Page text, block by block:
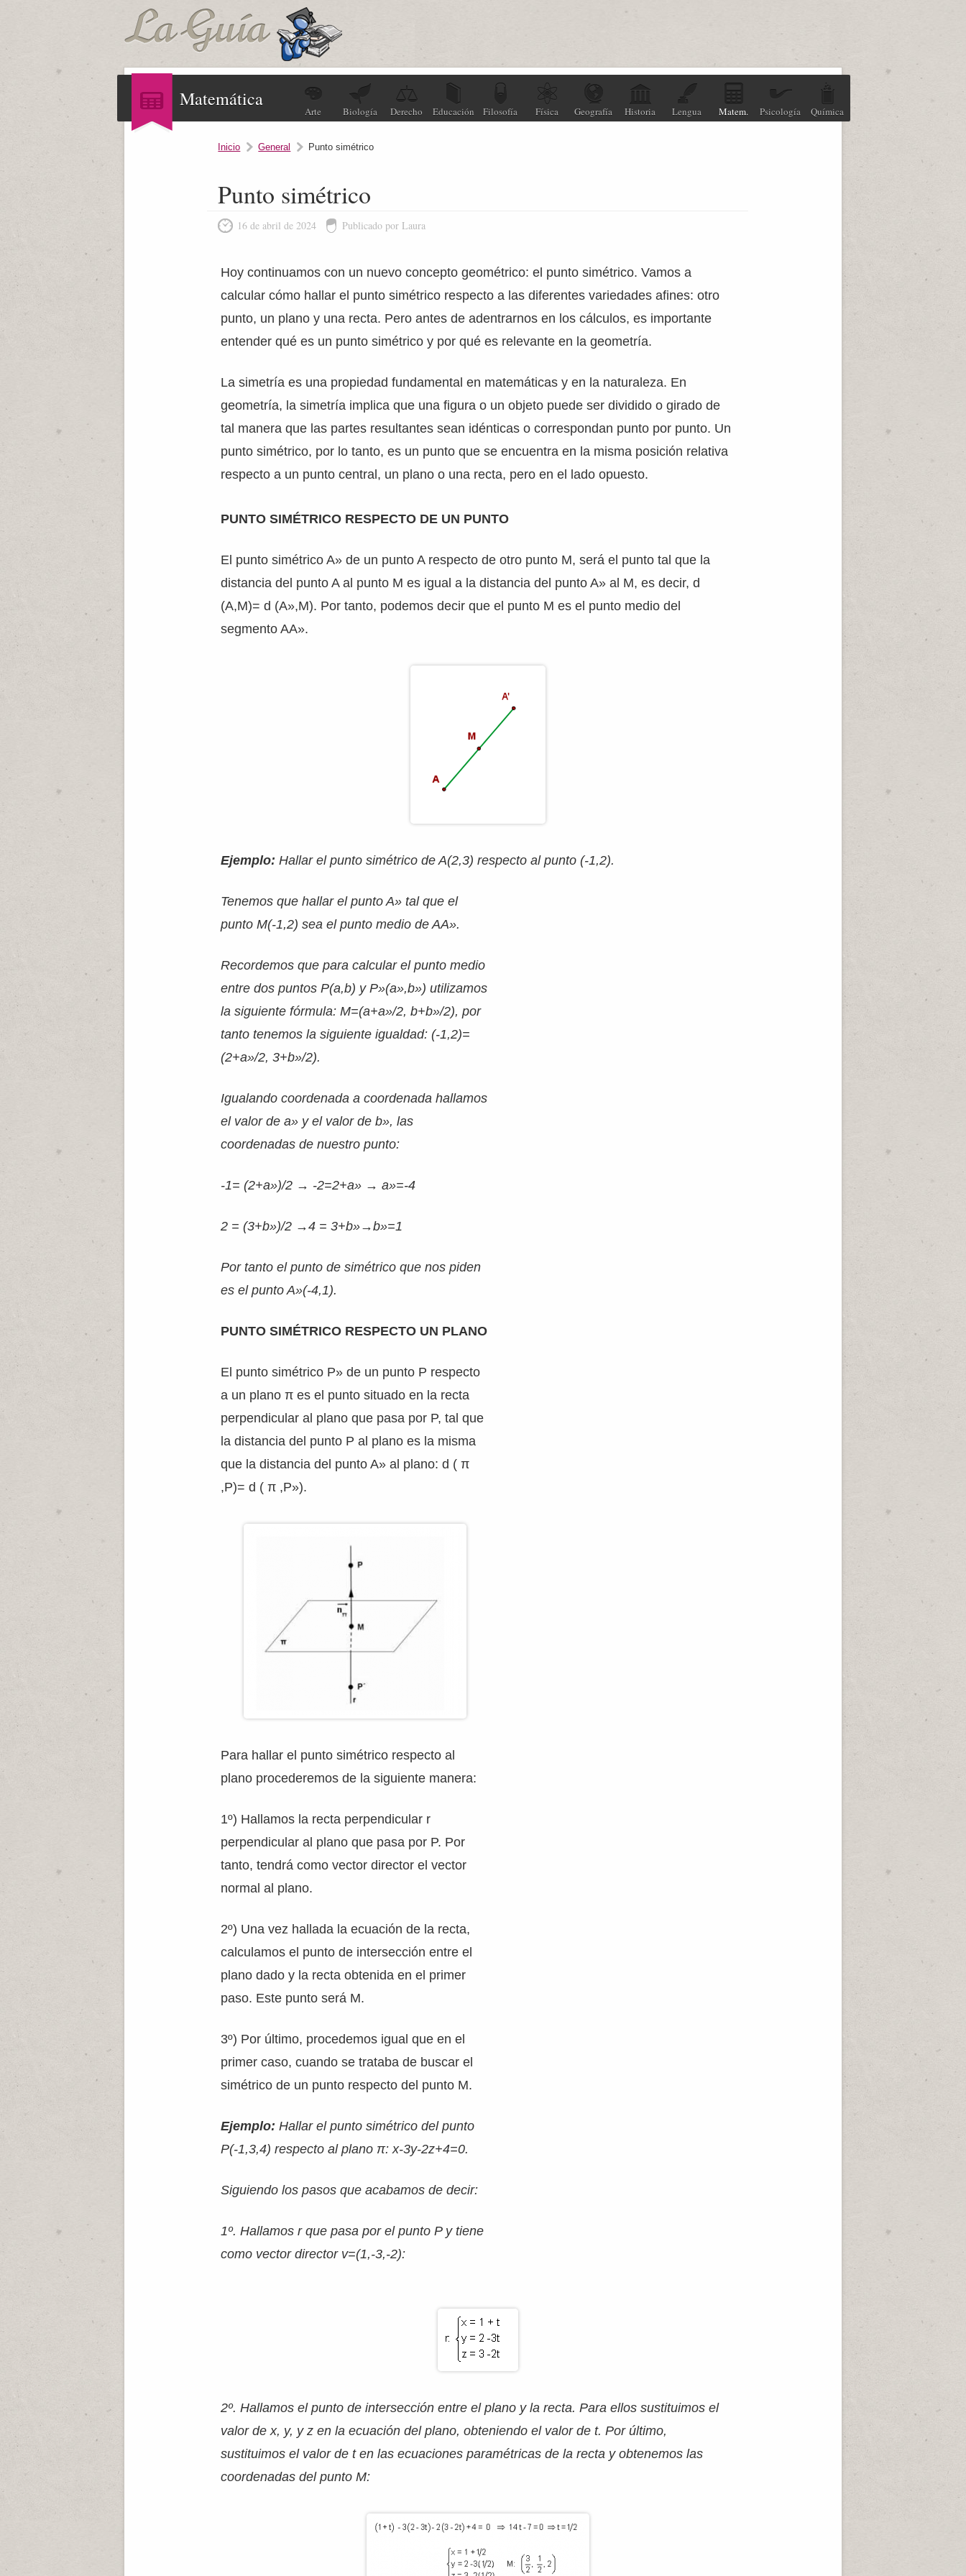
Matemática
Arte Biología Derecho Educación Filosofía Física Geografía Historia Lengua Matem. Psicología Química
Inicio General Punto simétrico
Punto simétrico
16 de abril de 2024 Publicado por Laura
Hoy continuamos con un nuevo concepto geométrico: el punto simétrico. Vamos a
calcular cómo hallar el punto simétrico respecto a las diferentes variedades afines: otro
punto, un plano y una recta. Pero antes de adentrarnos en los cálculos, es importante
entender qué es un punto simétrico y por qué es relevante en la geometría.
La simetría es una propiedad fundamental en matemáticas y en la naturaleza. En
geometría, la simetría implica que una figura o un objeto puede ser dividido o girado de
tal manera que las partes resultantes sean idénticas o correspondan punto por punto. Un
punto simétrico, por lo tanto, es un punto que se encuentra en la misma posición relativa
respecto a un punto central, un plano o una recta, pero en el lado opuesto.
PUNTO SIMÉTRICO RESPECTO DE UN PUNTO
El punto simétrico A» de un punto A respecto de otro punto M, será el punto tal que la
distancia del punto A al punto M es igual a la distancia del punto A» al M, es decir, d
(A,M)= d (A»,M). Por tanto, podemos decir que el punto M es el punto medio del
segmento AA».
Ejemplo:Hallar el punto simétrico de A(2,3) respecto al punto (-1,2).
Tenemos que hallar el punto A» tal que el
punto M(-1,2) sea el punto medio de AA».
Recordemos que para calcular el punto medio
entre dos puntos P(a,b) y P»(a»,b») utilizamos
la siguiente fórmula: M=(a+a»/2, b+b»/2), por
tanto tenemos la siguiente igualdad: (-1,2)=
(2+a»/2, 3+b»/2).
Igualando coordenada a coordenada hallamos
el valor de a» y el valor de b», las
coordenadas de nuestro punto:
-1= (2+a»)/2 → -2=2+a» → a»=-4
2 = (3+b»)/2 →4 = 3+b»→b»=1
Por tanto el punto de simétrico que nos piden
es el punto A»(-4,1).
PUNTO SIMÉTRICO RESPECTO UN PLANO
El punto simétrico P» de un punto P respecto
a un plano π es el punto situado en la recta
perpendicular al plano que pasa por P, tal que
la distancia del punto P al plano es la misma
que la distancia del punto A» al plano: d ( π
,P)= d ( π ,P»).
Para hallar el punto simétrico respecto al
plano procederemos de la siguiente manera:
1º) Hallamos la recta perpendicular r
perpendicular al plano que pasa por P. Por
tanto, tendrá como vector director el vector
normal al plano.
2º) Una vez hallada la ecuación de la recta,
calculamos el punto de intersección entre el
plano dado y la recta obtenida en el primer
paso. Este punto será M.
3º) Por último, procedemos igual que en el
primer caso, cuando se trataba de buscar el
simétrico de un punto respecto del punto M.
Ejemplo: Hallar el punto simétrico del punto
P(-1,3,4) respecto al plano π: x-3y-2z+4=0.
Siguiendo los pasos que acabamos de decir:
1º. Hallamos r que pasa por el punto P y tiene
como vector director v=(1,-3,-2):
2º. Hallamos el punto de intersección entre el plano y la recta. Para ellos sustituimos el
valor de x, y, y z en la ecuación del plano, obteniendo el valor de t. Por último,
sustituimos el valor de t en las ecuaciones paramétricas de la recta y obtenemos las
coordenadas del punto M: